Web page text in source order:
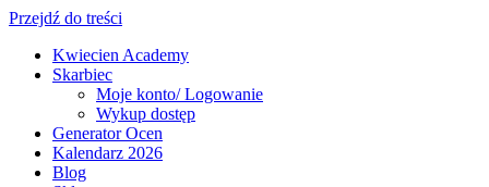
Przejdź do treści
Kwiecien Academy
Skarbiec
Moje konto/ Logowanie
Wykup dostęp
Generator Ocen
Kalendarz 2026
Blog